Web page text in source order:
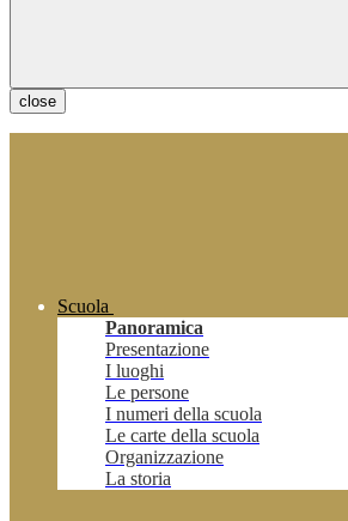
close
Scuola
Panoramica
Presentazione
I luoghi
Le persone
I numeri della scuola
Le carte della scuola
Organizzazione
La storia